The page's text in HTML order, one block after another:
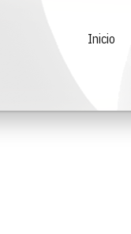
Inicio